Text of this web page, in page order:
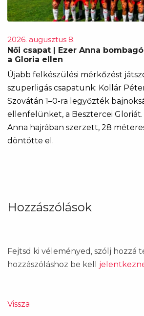
2026. augusztus 8.
Női csapat | Ezer Anna
a Gloria ellen
Újabb felkészülési mérkőzést
szuperligás csapatunk: Kollár
Szovátán 1–0-ra legyőzték
ellenfelünket, a Besztercei
Anna hajrában szerzett, 28
döntötte el.
Hozzászólások
Fejtsd ki véleményed, szólj hozzá
hozzászóláshoz be kell
Vissza